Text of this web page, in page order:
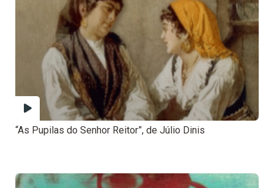
“As Pupilas do Senhor Reitor”, de Júlio Dinis